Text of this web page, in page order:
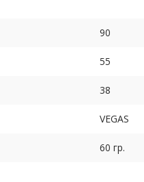
90
55
38
VEGAS
60 гр.